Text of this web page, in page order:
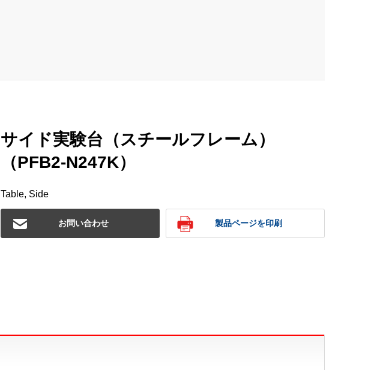
サイド実験台（スチールフレーム）
（PFB2-N247K）
Table, Side
お問い合わせ 製品ページを印刷